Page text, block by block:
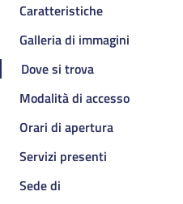
Caratteristiche
Galleria di immagini
Dove si trova
Modalità di accesso
Orari di apertura
Servizi presenti
Sede di